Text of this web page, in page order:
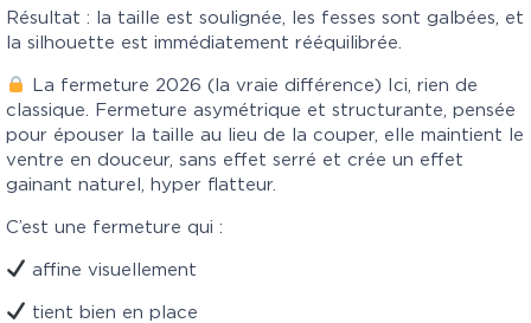
Résultat : la taille est soulignée, les fesses sont galbées, et
la silhouette est immédiatement rééquilibrée.
La fermeture 2026 (la vraie différence) Ici, rien de
classique. Fermeture asymétrique et structurante, pensée
pour épouser la taille au lieu de la couper, elle maintient le
ventre en douceur, sans effet serré et crée un effet
gainant naturel, hyper flatteur.
C’est une fermeture qui :
affine visuellement
tient bien en place